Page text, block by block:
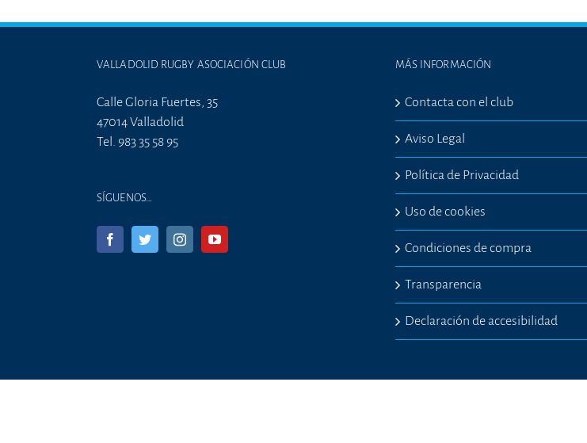
VALLADOLID RUGBY ASOCIACIÓN CLUB
Calle Gloria Fuertes, 35
47014 Valladolid
Tel. 983 35 58 95
SÍGUENOS…
MÁS INFORMACIÓN
Contacta con el club
Aviso Legal
Política de Privacidad
Uso de cookies
Condiciones de compra
Transparencia
Declaración de accesibilidad